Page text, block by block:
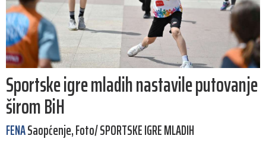
Sportske igre mladih nastavile putovanje
širom BiH
FENASaopćenje, Foto/ SPORTSKE IGRE MLADIH